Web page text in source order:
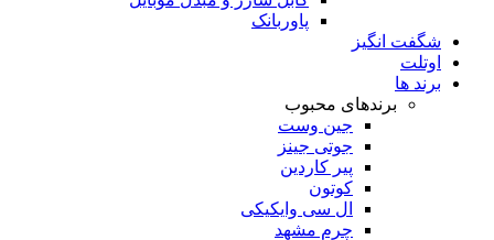
پاوربانک
شگفت انگیز
اوتلت
برند ها
برندهای محبوب
جین وست
جوتی جینز
پیر کاردین
کوتون
ال سی وایکیکی
چرم مشهد